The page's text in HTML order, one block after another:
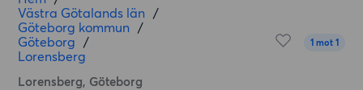
Västra Götalands län /
Göteborg kommun /
Göteborg /
Lorensberg
Lorensberg, Göteborg
1 mot 1